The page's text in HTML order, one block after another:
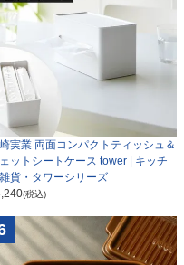
実業 両面コンパクトティッシュ＆
ットシートケース tower | キッチ
貨・タワーシリーズ
(税込)